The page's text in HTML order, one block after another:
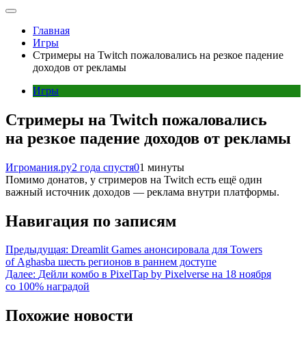
Главная
Игры
Стримеры на Twitch пожаловались на резкое падение
доходов от рекламы
Игры
Стримеры на Twitch пожаловались
на резкое падение доходов от рекламы
Игромания.ру2 года спустя01 минуты
Помимо донатов, у стримеров на Twitch есть ещё один
важный источник доходов — реклама внутри платформы.
Навигация по записям
Предыдущая: Dreamlit Games анонсировала для Towers
of Aghasba шесть регионов в раннем доступе
Далее: Дейли комбо в PixelTap by Pixelverse на 18 ноября
со 100% наградой
Похожие новости